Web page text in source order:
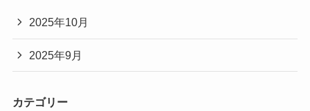
2025年10月
2025年9月
カテゴリー